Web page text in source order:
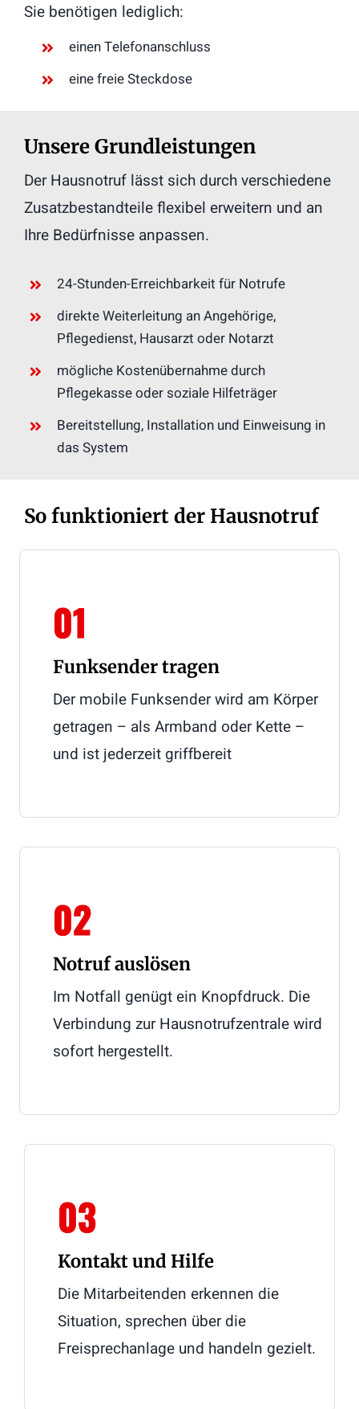
Sie benötigen lediglich:
einen Telefonanschluss
eine freie Steckdose
Unsere Grundleistungen
Der Hausnotruf lässt sich durch verschiedene
Zusatzbestandteile flexibel erweitern und an
Ihre Bedürfnisse anpassen.
24-Stunden-Erreichbarkeit für Notrufe
direkte Weiterleitung an Angehörige,
Pflegedienst, Hausarzt oder Notarzt
mögliche Kostenübernahme durch
Pflegekasse oder soziale Hilfeträger
Bereitstellung, Installation und Einweisung in
das System
So funktioniert der Hausnotruf
01
Funksender tragen
Der mobile Funksender wird am Körper
getragen – als Armband oder Kette –
und ist jederzeit griffbereit
02
Notruf auslösen
Im Notfall genügt ein Knopfdruck. Die
Verbindung zur Hausnotrufzentrale wird
sofort hergestellt.
03
Kontakt und Hilfe
Die Mitarbeitenden erkennen die
Situation, sprechen über die
Freisprechanlage und handeln gezielt.